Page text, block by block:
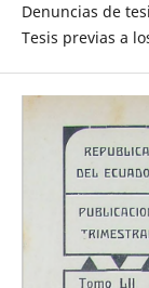
Denuncias de
Tesis previas a